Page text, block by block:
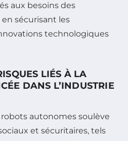
aux besoins des
sécurisant les
technologiques
LIÉS À LA
DANS L’INDUSTRIE
robots autonomes soulève
et sécuritaires, tels